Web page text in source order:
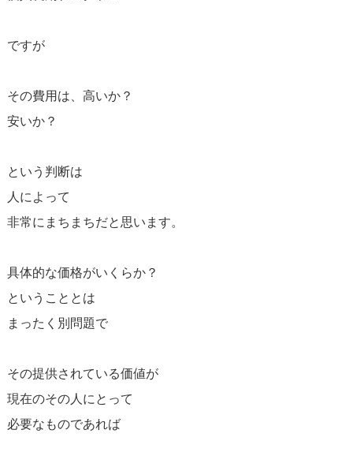
ですが
その費用は、高いか？
安いか？
という判断は
人によって
非常にまちまちだと思います。
具体的な価格がいくらか？
ということとは
まったく別問題で
その提供されている価値が
現在のその人にとって
必要なものであれば